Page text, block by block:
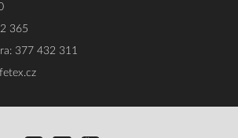
365
377 432 311